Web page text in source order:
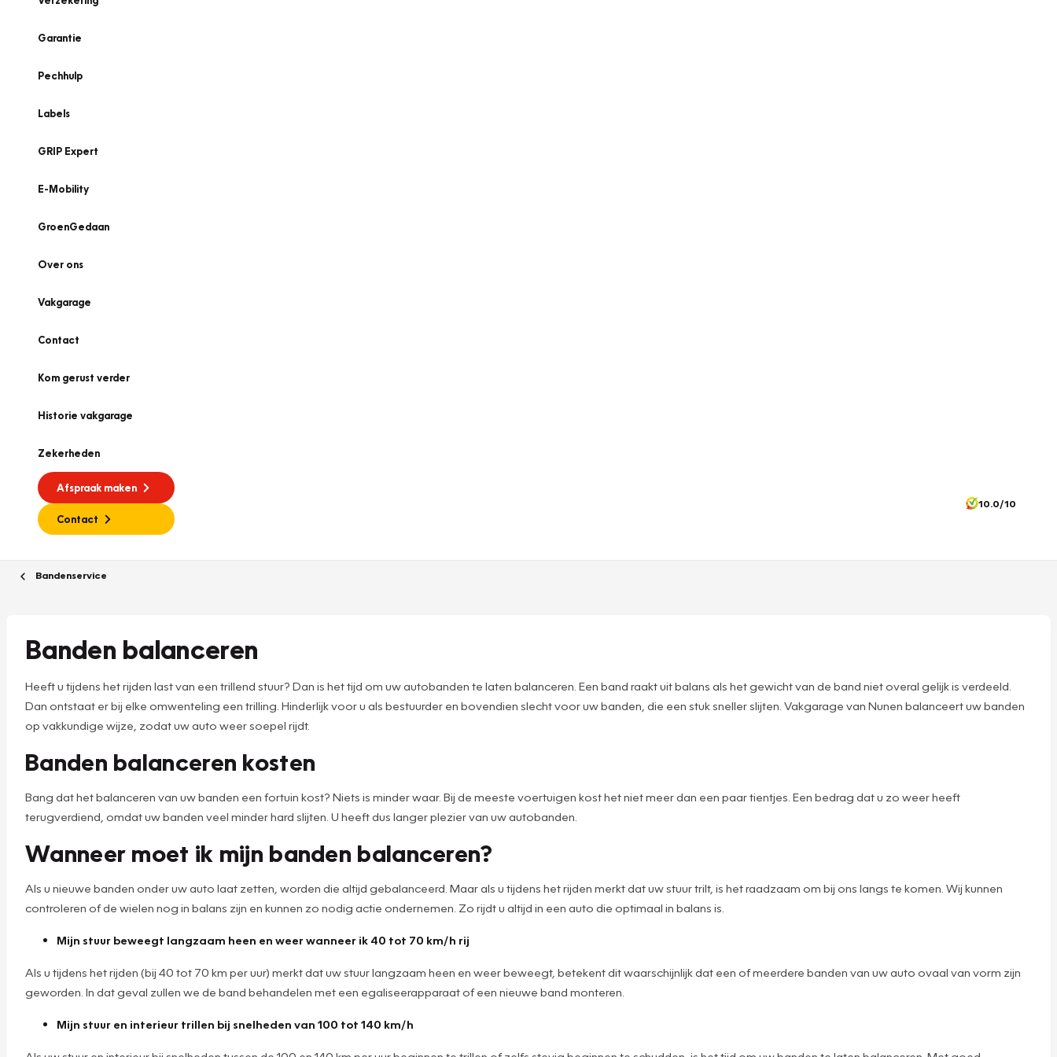
Garantie
Pechhulp
Labels
GRIP Expert
E-Mobility
GroenGedaan
Over ons
Vakgarage
Contact
Kom gerust verder
Historie vakgarage
Zekerheden
Afspraak maken
Contact
10.0/10
Bandenservice
Banden balanceren
Heeft u tijdens het rijden last van een trillend stuur? Dan is het tijd om uw autobanden te laten balanceren. Een band raakt uit balans als het gewicht van de band niet overal gelijk is verdeeld.
Dan ontstaat er bij elke omwenteling een trilling. Hinderlijk voor u als bestuurder en bovendien slecht voor uw banden, die een stuk sneller slijten. Vakgarage van Nunen balanceert uw banden
op vakkundige wijze, zodat uw auto weer soepel rijdt.
Banden balanceren kosten
Bang dat het balanceren van uw banden een fortuin kost? Niets is minder waar. Bij de meeste voertuigen kost het niet meer dan een paar tientjes. Een bedrag dat u zo weer heeft
terugverdiend, omdat uw banden veel minder hard slijten. U heeft dus langer plezier van uw autobanden.
Wanneer moet ik mijn banden balanceren?
Als u nieuwe banden onder uw auto laat zetten, worden die altijd gebalanceerd. Maar als u tijdens het rijden merkt dat uw stuur trilt, is het raadzaam om bij ons langs te komen. Wij kunnen
controleren of de wielen nog in balans zijn en kunnen zo nodig actie ondernemen. Zo rijdt u altijd in een auto die optimaal in balans is.
Mijn stuur beweegt langzaam heen en weer wanneer ik 40 tot 70 km/h rij
Als u tijdens het rijden (bij 40 tot 70 km per uur) merkt dat uw stuur langzaam heen en weer beweegt, betekent dit waarschijnlijk dat een of meerdere banden van uw auto ovaal van vorm zijn
geworden. In dat geval zullen we de band behandelen met een egaliseerapparaat of een nieuwe band monteren.
Mijn stuur en interieur trillen bij snelheden van 100 tot 140 km/h